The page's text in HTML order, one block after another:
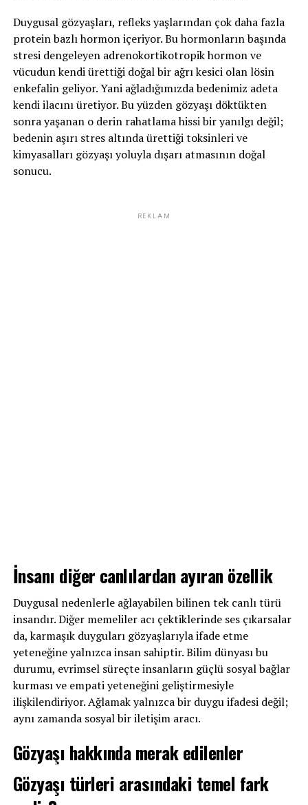
Duygusal gözyaşları, refleks yaşlarından çok daha fazla
protein bazlı hormon içeriyor. Bu hormonların başında
stresi dengeleyen adrenokortikotropik hormon ve
vücudun kendi ürettiği doğal bir ağrı kesici olan lösin
enkefalin geliyor. Yani ağladığımızda bedenimiz adeta
kendi ilacını üretiyor. Bu yüzden gözyaşı döktükten
sonra yaşanan o derin rahatlama hissi bir yanılgı değil;
bedenin aşırı stres altında ürettiği toksinleri ve
kimyasalları gözyaşı yoluyla dışarı atmasının doğal
sonucu.
REKLAM
İnsanı diğer canlılardan ayıran özellik
Duygusal nedenlerle ağlayabilen bilinen tek canlı türü
insandır. Diğer memeliler acı çektiklerinde ses çıkarsalar
da, karmaşık duyguları gözyaşlarıyla ifade etme
yeteneğine yalnızca insan sahiptir. Bilim dünyası bu
durumu, evrimsel süreçte insanların güçlü sosyal bağlar
kurması ve empati yeteneğini geliştirmesiyle
ilişkilendiriyor. Ağlamak yalnızca bir duygu ifadesi değil;
aynı zamanda sosyal bir iletişim aracı.
Gözyaşı hakkında merak edilenler
Gözyaşı türleri arasındaki temel fark